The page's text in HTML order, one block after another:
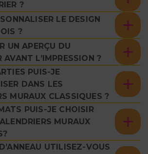
?
LE DESIGN
?
UN APERÇU DU
AVANT L’IMPRESSION ?
PUIS-JE
DANS LES
MURAUX CLASSIQUES ?
PUIS-JE CHOISIR
MURAUX
UTILISEZ-VOUS